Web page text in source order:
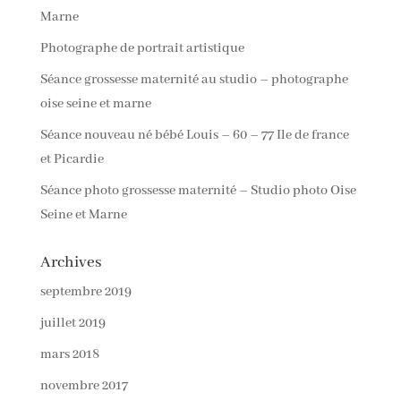
Marne
Photographe de portrait artistique
Séance grossesse maternité au studio – photographe
oise seine et marne
Séance nouveau né bébé Louis – 60 – 77 Ile de france
et Picardie
Séance photo grossesse maternité – Studio photo Oise
Seine et Marne
Archives
septembre 2019
juillet 2019
mars 2018
novembre 2017